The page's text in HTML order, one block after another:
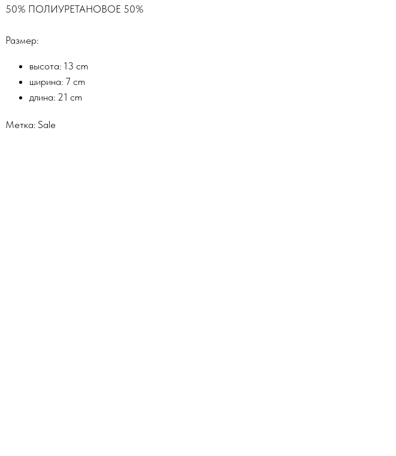
50% ПОЛИУРЕТАНОВОЕ 50%
Размер:
высота: 13 cm
ширина: 7 cm
длина: 21 cm
Метка: Sale